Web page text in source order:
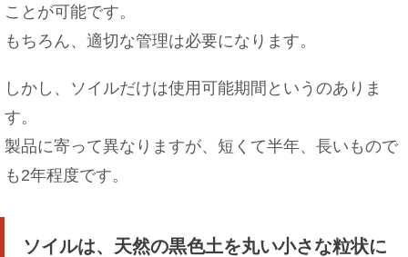
祖母が亡くなると休んで大丈夫？会社への連絡や
メイクとは
ことが可能です。
もちろん、適切な管理は必要になります。
しかし、ソイルだけは使用可能期間というのありま
す。
製品に寄って異なりますが、短くて半年、長いもので
も2年程度です。
ソイルは、天然の黒色土を丸い小さな粒状に